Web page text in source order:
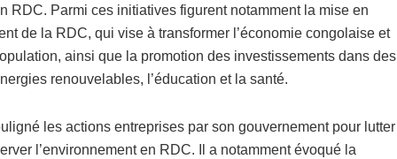
RDC. Parmi ces initiatives figurent notamment la mise en
de la RDC, qui vise à transformer l’économie congolaise et
ainsi que la promotion des investissements dans des
renouvelables, l’éducation et la santé.
les actions entreprises par son gouvernement pour lutter
l’environnement en RDC. Il a notamment évoqué la